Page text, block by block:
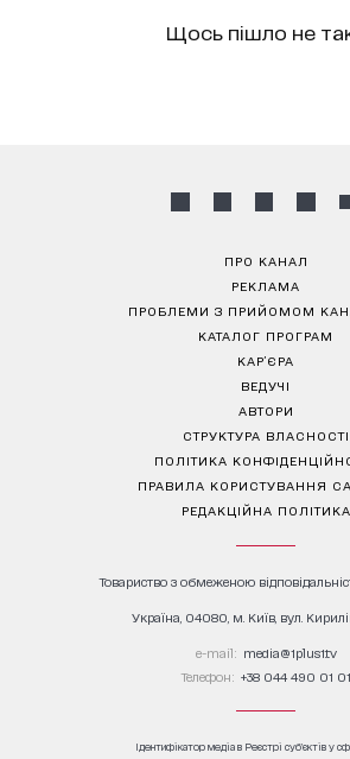
Щось пішло не
ПРО КАНАЛ
РЕКЛАМА
ПРОБЛЕМИ З ПРИЙОМОМ
КАТАЛОГ ПРОГРАМ
КАР’ЄРА
ВЕДУЧІ
АВТОРИ
СТРУКТУРА ВЛАСНОСТІ
ПОЛІТИКА
ПРАВИЛА КОРИСТУВАННЯ
РЕДАКЦІЙНА ПОЛІТИКА
Товариство з обмеженою
Україна, 04080, м. Київ, вул.
е-mail: media@1plus1.tv
Телефон: +38 044 490 01 01
Ідентифікатор медіа в Реєстрі суб’єктів у